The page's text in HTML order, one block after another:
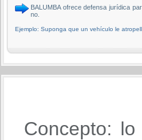
BALUMBA ofrece defensa jurídica
no.
Ejemplo: Suponga que un vehículo le
Concepto: